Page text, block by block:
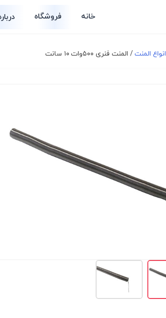
خانه فروشگاه
انواع المنت/ المنت فنری ۵۰۰وات ۱۰ سانت